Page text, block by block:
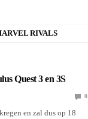
RIVALS
Quest 3 en 3S
0
en zal dus op 18